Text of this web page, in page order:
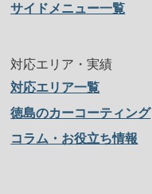
サイドメニュー一覧
対応エリア・実績
対応エリア一覧
徳島のカーコーティング
コラム・お役立ち情報